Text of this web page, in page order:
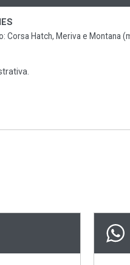
Corsa Hatch, Meriva e Montana